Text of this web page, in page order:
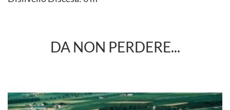
DA NON PERDERE...